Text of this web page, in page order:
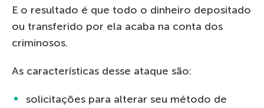
E o resultado é que todo o dinheiro depositado
ou transferido por ela acaba na conta dos
criminosos.
As características desse ataque são:
solicitações para alterar seu método de